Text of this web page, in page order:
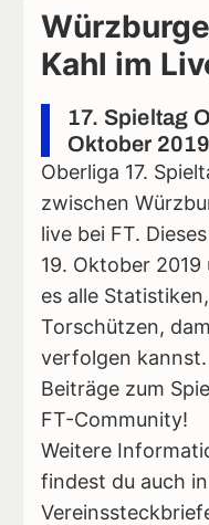
Kahl im
17. Spieltag
Oktober 2019
Oberliga 17.
zwischen
live bei FT.
19. Oktober
es alle
Torschützen,
verfolgen
Beiträge zum
FT-Community!
Weitere
findest du auch